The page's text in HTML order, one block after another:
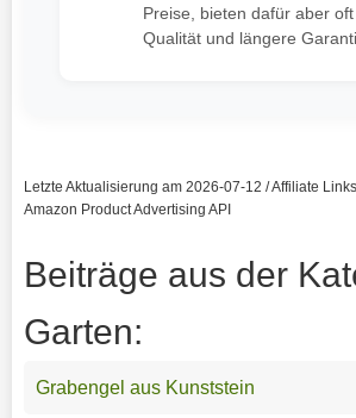
Preise, bieten dafür aber
Qualität und längere
Letzte Aktualisierung am 2026-07-12 / Affiliate
Amazon Product Advertising API
Beiträge aus der
Garten:
Grabengel aus Kunststein